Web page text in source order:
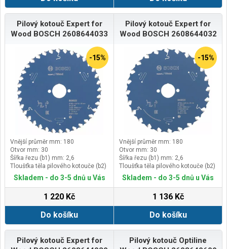
Pilový kotouč Expert for
Wood BOSCH 2608644033
-15%
Vnější průměr mm: 180
Otvor mm: 30
Šířka řezu (b1) mm: 2,6
Tloušťka těla pilového kotouče (b2)
mm: 1,6
Skladem - do 3-5 dnů u Vás
1 220 Kč
Do košíku
Pilový kotouč Expert for
Wood BOSCH 2608644032
-15%
Vnější průměr mm: 180
Otvor mm: 30
Šířka řezu (b1) mm: 2,6
Tloušťka těla pilového kotouče (b2)
mm: 1,6
Skladem - do 3-5 dnů u Vás
1 136 Kč
Do košíku
Pilový kotouč Expert for
Pilový kotouč Optiline